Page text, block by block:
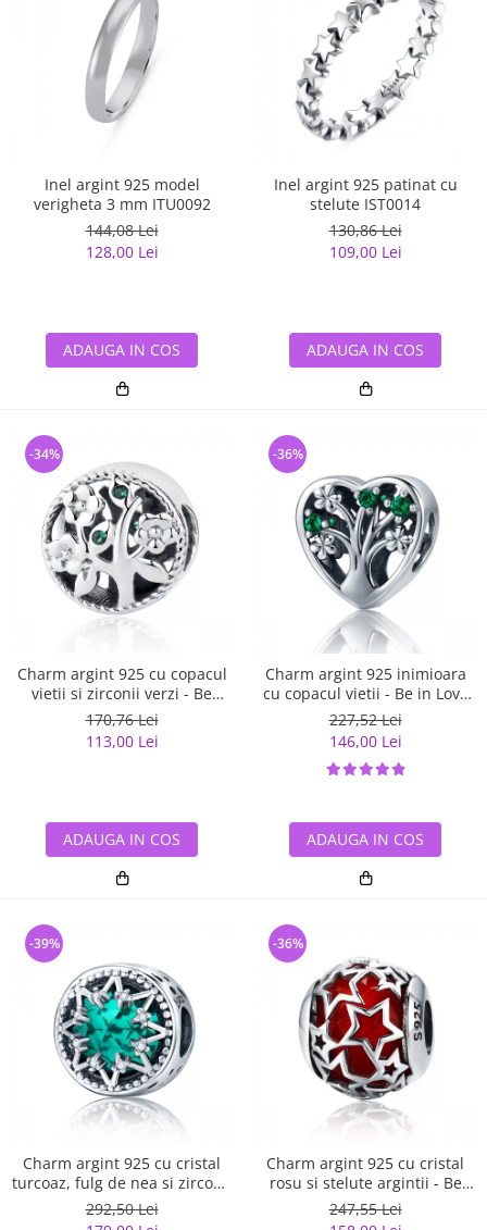
Inel argint 925 model
verigheta 3 mm ITU0092
144,08 Lei
128,00 Lei
ADAUGA IN COS
Inel argint 925 patinat cu
stelute IST0014
130,86 Lei
109,00 Lei
ADAUGA IN COS
Charm argint 925 cu copacul
vietii si zirconii verzi - Be
Nature PST0059
170,76 Lei
113,00 Lei
-34%
ADAUGA IN COS
Charm argint 925 inimioara
cu copacul vietii - Be in Love
PST0105
227,52 Lei
146,00 Lei
-36%
ADAUGA IN COS
Charm argint 925 cu cristal
turcoaz, fulg de nea si zirconii
albe - Be Nature PST0110
292,50 Lei
-39%
Charm argint 925 cu cristal
rosu si stelute argintii - Be
Nature PST0115
247,55 Lei
-36%